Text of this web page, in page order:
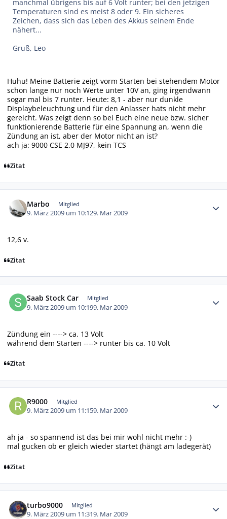
manchmal übrigens bis auf 6 Volt runter; bei den jetzigen
Temperaturen sind es meist 8 oder 9. Ein sicheres
Zeichen, dass sich das Leben des Akkus seinem Ende
nähert...
Gruß, Leo
Huhu! Meine Batterie zeigt vorm Starten bei stehendem Motor
schon lange nur noch Werte unter 10V an, ging irgendwann
sogar mal bis 7 runter. Heute: 8,1 - aber nur dunkle
Displaybeleuchtung und für den Anlasser hats nicht mehr
gereicht. Was zeigt denn so bei Euch eine neue bzw. sicher
funktionierende Batterie für eine Spannung an, wenn die
Zündung an ist, aber der Motor nicht an ist?
ach ja: 9000 CSE 2.0 MJ97, kein TCS
Zitat
Marbo Mitglied
9. März 2009 um 10:129. Mar 2009
12,6 v.
Zitat
Saab Stock Car Mitglied
9. März 2009 um 10:199. Mar 2009
Zündung ein ----> ca. 13 Volt
während dem Starten ----> runter bis ca. 10 Volt
Zitat
R9000 Mitglied
9. März 2009 um 11:159. Mar 2009
ah ja - so spannend ist das bei mir wohl nicht mehr :-)
mal gucken ob er gleich wieder startet (hängt am ladegerät)
Zitat
turbo9000 Mitglied
9. März 2009 um 11:319. Mar 2009